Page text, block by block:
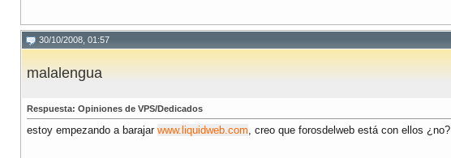
30/10/2008, 01:57
malalengua
Respuesta: Opiniones de VPS/Dedicados
estoy empezando a barajar www.liquidweb.com, creo que forosdelweb está con ellos ¿no?